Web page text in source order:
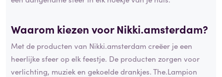
Waarom kiezen voor Nikki.amsterdam?
Met de producten van Nikki.amsterdam creëer je een
heerlijke sfeer op elk feestje. De producten zorgen voor
verlichting, muziek en gekoelde drankjes. The.Lampion